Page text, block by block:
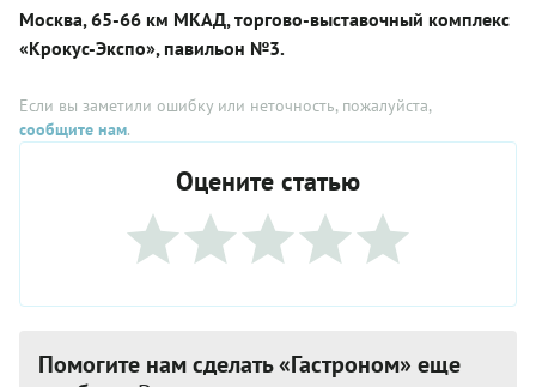
Москва, 65-66 км МКАД, торгово-выставочный комплекс
«Крокус-Экспо», павильон №3.
Если вы заметили ошибку или неточность, пожалуйста,
сообщите нам.
Оцените статью
Помогите нам сделать «Гастроном» еще